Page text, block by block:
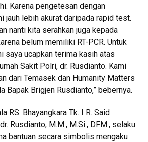
Karena pengetesan dengan
jauh lebih akurat daripada rapid test.
nanti kita serahkan juga kepada
belum memiliki RT-PCR. Untuk
saya ucapkan terima kasih atas
Sakit Polri, dr. Rusdianto. Kami
dari Temasek dan Humanity Matters
Bapak Brigjen Rusdianto,” bebernya.
RS. Bhayangkara Tk. I R. Said
Rusdianto, M.M., M.Si., DFM., selaku
bantuan secara simbolis mengaku